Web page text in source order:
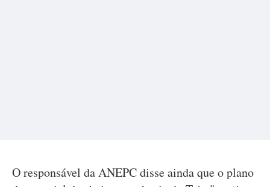
O responsável da ANEPC disse ainda que o plano